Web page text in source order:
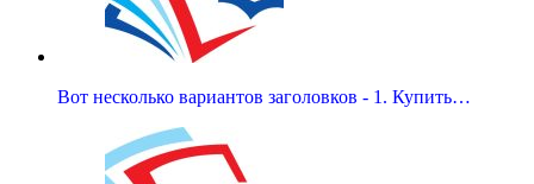
Вот несколько вариантов заголовков - 1. Купить…